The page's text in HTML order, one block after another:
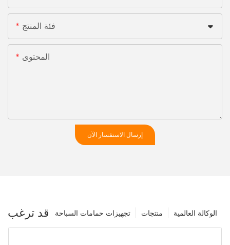
فئة المنتج
المحتوى
إرسال الاستفسار الآن
قد ترغب الوكالة العالمية منتجات تجهيزات حمامات السباحة